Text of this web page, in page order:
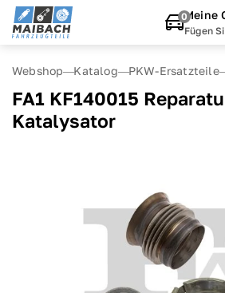
0Meine
Fügen
Webshop Katalog PKW-Ersatzteile
FA1 KF140015
Katalysator